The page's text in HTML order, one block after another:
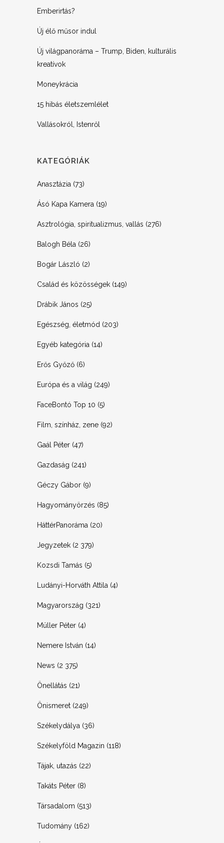
Emberirtás?
Új élő műsor indul
Új világpanoráma – Trump, Biden, kulturális
kreatívok
Moneykrácia
15 hibás életszemlélet
Vallásokról, Istenről
KATEGÓRIÁK
Anasztázia (73)
Ásó Kapa Kamera (19)
Asztrológia, spiritualizmus, vallás (276)
Balogh Béla (26)
Bogár László (2)
Család és közösségek (149)
Drábik János (25)
Egészség, életmód (203)
Egyéb kategória (14)
Erős Győző (6)
Európa és a világ (249)
FaceBontó Top 10 (5)
Film, színház, zene (92)
Gaál Péter (47)
Gazdaság (241)
Géczy Gábor (9)
Hagyományörzés (85)
HáttérPanoráma (20)
Jegyzetek (2 379)
Kozsdi Tamás (5)
Ludányi-Horváth Attila (4)
Magyarország (321)
Müller Péter (4)
Nemere István (14)
News (2 375)
Önellátás (21)
Önismeret (249)
Székelydálya (36)
Székelyföld Magazin (118)
Tájak, utazás (22)
Takáts Péter (8)
Társadalom (513)
Tudomány (162)